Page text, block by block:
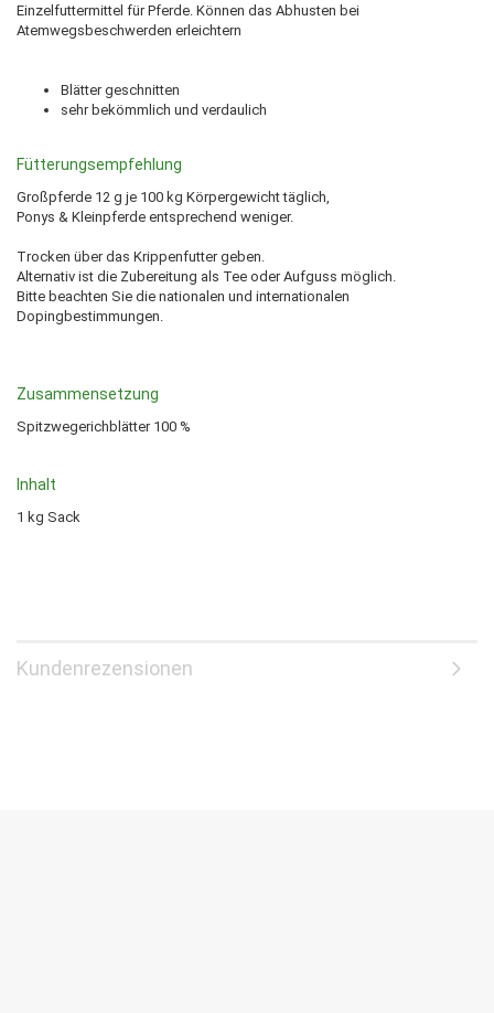
Einzelfuttermittel für Pferde. Können das Abhusten bei
Atemwegsbeschwerden erleichtern
Blätter geschnitten
sehr bekömmlich und verdaulich
Fütterungsempfehlung
Großpferde 12 g je 100 kg Körpergewicht täglich,
Ponys & Kleinpferde entsprechend weniger.
Trocken über das Krippenfutter geben.
Alternativ ist die Zubereitung als Tee oder Aufguss möglich.
Bitte beachten Sie die nationalen und internationalen
Dopingbestimmungen.
Zusammensetzung
Spitzwegerichblätter 100 %
Inhalt
1 kg Sack
Kundenrezensionen